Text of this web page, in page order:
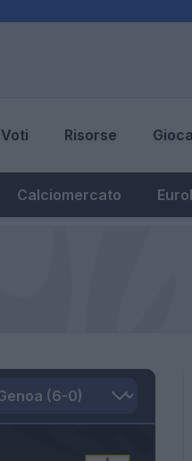
Voti Risorse
Calciomercato